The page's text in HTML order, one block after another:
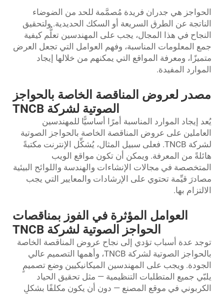
الحواجز هي جدران فريدة مُصمَّمة للحد من الضوضاء
الناتجة عن الطرق السريعة أو السكك الحديدية. ولتحقيق
النجاح في هذا المجال، يجب على المهندسين تعلُّم كيفية
جمع المعلومات المناسبة، وفهم العوامل التي تجعل العرض
متميزًا، ومعرفة المواقع التي يمكنهم من خلالها إيجاد
الموارد المفيدة.
مصدر لعروض المناقصة الخاصة بالحواجز
الصوتية لشركة TNCB
يُعد إيجاد الموارد المناسبة أمرًا أساسيًّا للمهندسين
العاملين على عروض المناقصة الخاصة بالحواجز الصوتية
لشركة TNCB. فعلى سبيل المثال، يُشكِّل الإنترنت مكتبةً
هائلةً من المعرفة. ويمكن أن تكون مواقع الويب
المتخصصة في مجالات الإنشاءات والهندسة واللوائح البيئية
مصادرَ قيِّمة تحتوي على الإرشادات والمعايير التي يجب
الالتزام بها.
العوامل المؤثرة في الفوز بمناقصات
الحواجز الصوتية لشركة TNCB
توجد عدة أسباب تؤدي إلى نجاح عروض المناقصة الخاصة
بالحواجز الصوتية لشركة TNCB، وأهمها التصميم عالي
الجودة. ويجب على المهندسين الميكانيكيين وضع تصميمٍ
يلبّي جميع المتطلبات التنظيمية — مثل تحقيق الحياد
الكربوني في موقع المصنع — دون أن يكون مكلفًا بشكلٍ